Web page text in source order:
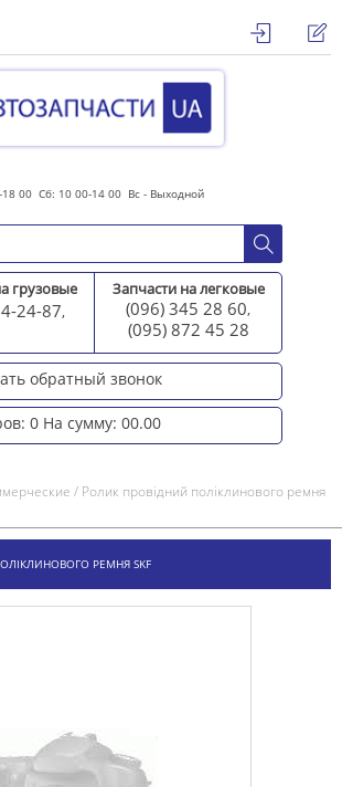
18 00 Сб: 10 00-14 00 Вс - Выходной
грузовые
24-87,
Запчасти на легковые
(096) 345 28 60,
(095) 872 45 28
обратный звонок
0 На сумму: 00.00
/ Ролик провідний поліклинового ремня
РЕМНЯ SKF